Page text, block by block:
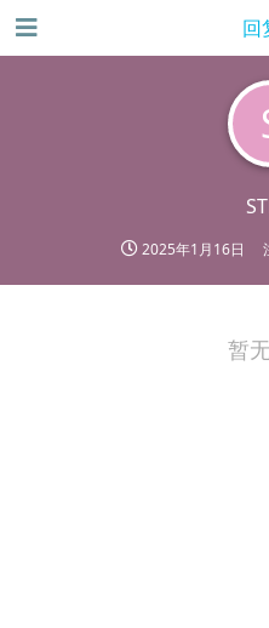
2025年1月16日
回
暂